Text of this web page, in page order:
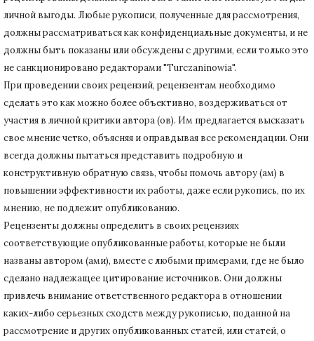
личной выгоды. Любые рукописи, полученные для рассмотрения,
должны рассматриваться как конфиденциальные документы, и не
должны быть показаны или обсуждены с другими, если только это
не санкционировано редакторами "Turczaninowia".
При проведении своих рецензий, рецензентам необходимо
сделать это как можно более объективно, воздерживаться от
участия в личной критики автора (ов). Им предлагается высказать
свое мнение четко, объясняя и оправдывая все рекомендации. Они
всегда должны пытаться представить подробную и
конструктивную обратную связь, чтобы помочь автору (ам) в
повышении эффективности их работы, даже если рукопись, по их
мнению, не подлежит опубликованию.
Рецензенты должны определить в своих рецензиях
соответствующие опубликованные работы, которые не были
названы автором (ами), вместе с любыми примерами, где не было
сделано надлежащее цитирование источников. Они должны
привлечь внимание ответственного редактора в отношении
каких-либо серьезных сходств между рукописью, поданной на
рассмотрение и других опубликованных статей, или статей, о